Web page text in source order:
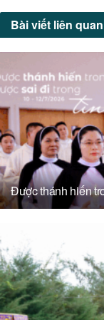
Bài viết liên quan
Được thánh hiến